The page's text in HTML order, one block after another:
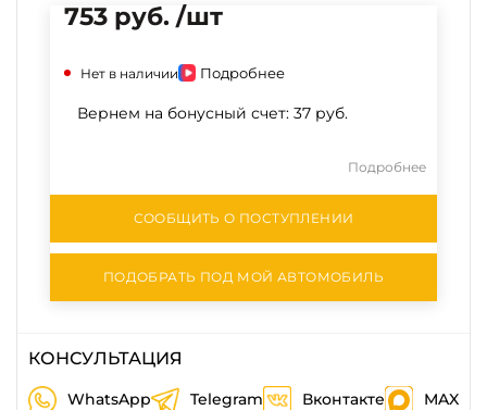
753 руб. /шт
Нет в наличии Подробнее
Вернем на бонусный счет: 37 руб.
Подробнее
СООБЩИТЬ О ПОСТУПЛЕНИИ
ПОДОБРАТЬ ПОД МОЙ АВТОМОБИЛЬ
КОНСУЛЬТАЦИЯ
WhatsApp Telegram Вконтакте MAX